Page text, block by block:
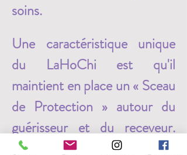
soins.
Une caractéristique unique
du LaHoChi est qu'il
maintient en place un « Sceau
de Protection » autour du
guérisseur et du receveur.
Cette protection s’oppose